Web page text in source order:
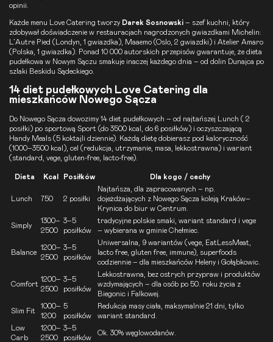
opinii.
Każde menu Love Catering tworzy Darek Sosnowski – szef kuchni, który
zdobywał doświadczenie w restauracjach nagrodzonych gwiazdkami Michelin:
L’Autre Pied (Londyn, 1 gwiazdka), Maaemo (Oslo, 2 gwiazdki) i Atelier Amaro
(Polska, 1 gwiazdka). Ponad 10 000 autorskich przepisów gwarantuje, że dieta
pudełkowa w Nowym Sączu smakuje inaczej każdego dnia – od dolin Dunajca po
szlaki Beskidu Sądeckiego.
14 diet pudełkowych Love Catering dla
mieszkańców Nowego Sącza
Do Nowego Sącza dowozimy 14 diet pudełkowych – od najtańszej Lunch ( 2
posiłki) po sportową Sport (do 3500 kcal, do 6 posiłków) i oczyszczającą
Handy Meals (5 koktajli dziennie). Każdą dietę dobierasz pod kaloryczność
(1000–3500 kcal), cel (redukcja, utrzymanie, masa, lekkostrawna) i wariant
(standard, vege, gluten-free, lacto-free).
Dieta Kcal Posiłków Dla kogo / cechy
Lunch 750 2 posiłki
Najtańsza, dla zapracowanych – np.
dojeżdżających z Nowego Sącza koleją Kraków–
Krynica do biur w Centrum.
Simply
1300–
2500
3–5
posiłków
tradycyjne polskie smaki, wariant standard i vege
– wybierana w gminie Chełmiec.
Balance
1200–
2500
3–5
posiłków
Uniwersalna, 9 wariantów (vege, EatLessMeat,
lacto free, gluten free, immune), superfoods
codziennie – dla mieszkańców Heleny i Gołąbkowic.
Comfort
1200–
2500
3–5
posiłków
Lekkostrawna, bez ostrych przypraw i produktów
wzdymających – dla osób po 50. roku życia z
Biegonic i Falkowej.
Slim Fit
1000–
1200
5
posiłków
Redukcja masy ciała, maksymalnie 21 dni, tylko
wariant standard.
Low
Carb
1200–
2500
3–5
posiłków
Ok. 30% węglowodanów.